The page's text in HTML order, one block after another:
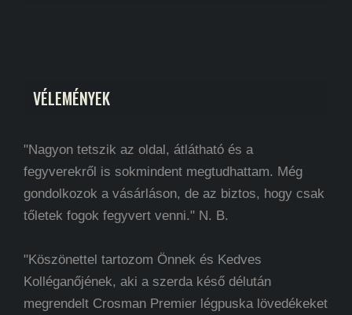
VÉLEMÉNYEK
"Nagyon tetszik az oldal, átlátható és a
fegyverekről is sokmindent megtudhattam. Még
gondolkozok a vásárláson, de az biztos, hogy csak
tőletek fogok fegyvert venni." N. B.
"Köszönettel tartozom Önnek és Kedves
Kolléganőjének, aki a szerda késő délután
megrendelt Crosman Premier légpuska lövedékeket